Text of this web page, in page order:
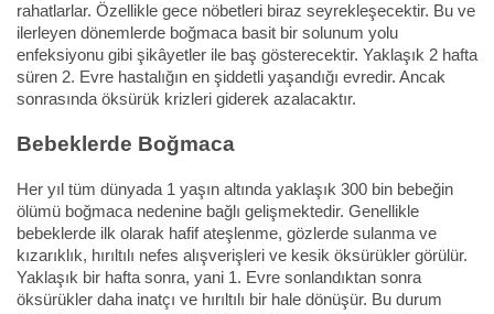
rahatlarlar. Özellikle gece nöbetleri biraz seyrekleşecektir. Bu ve
ilerleyen dönemlerde boğmaca basit bir solunum yolu
enfeksiyonu gibi şikâyetler ile baş gösterecektir. Yaklaşık 2 hafta
süren 2. Evre hastalığın en şiddetli yaşandığı evredir. Ancak
sonrasında öksürük krizleri giderek azalacaktır.
Bebeklerde Boğmaca
Her yıl tüm dünyada 1 yaşın altında yaklaşık 300 bin bebeğin
ölümü boğmaca nedenine bağlı gelişmektedir. Genellikle
bebeklerde ilk olarak hafif ateşlenme, gözlerde sulanma ve
kızarıklık, hırıltılı nefes alışverişleri ve kesik öksürükler görülür.
Yaklaşık bir hafta sonra, yani 1. Evre sonlandıktan sonra
öksürükler daha inatçı ve hırıltılı bir hale dönüşür. Bu durum